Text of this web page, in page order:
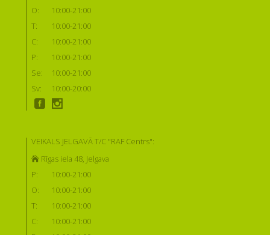
O:
10:00-21:00
T:
10:00-21:00
C:
10:00-21:00
P:
10:00-21:00
Se:
10:00-21:00
Sv:
10:00-20:00
VEIKALS JELGAVĀ T/C "RAF Centrs":
Rīgas iela 48, Jelgava
P:
10:00-21:00
O:
10:00-21:00
T:
10:00-21:00
C:
10:00-21:00